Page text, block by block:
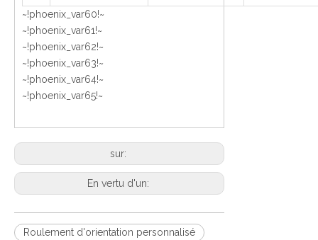
~!phoenix_var60!~
~!phoenix_var61!~
~!phoenix_var62!~
~!phoenix_var63!~
~!phoenix_var64!~
~!phoenix_var65!~
sur:
En vertu d'un:
Roulement d'orientation personnalisé